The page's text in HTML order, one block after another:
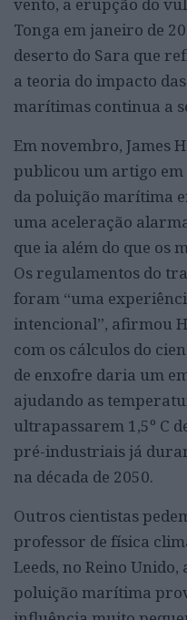
Tonga em janeiro de
deserto do Sara que
a teoria do impacto
marítimas continua a
Em novembro, James
publicou um artigo em
da poluição marítima
uma aceleração
que ia além do que os
Os regulamentos do
foram “uma
intencional”, afirmou
com os cálculos do
de enxofre daria um
ajudando as
ultrapassarem 1,5º C
pré-industriais já
na década de 2050.
Outros cientistas
professor de física
Leeds, no Reino
poluição marítima